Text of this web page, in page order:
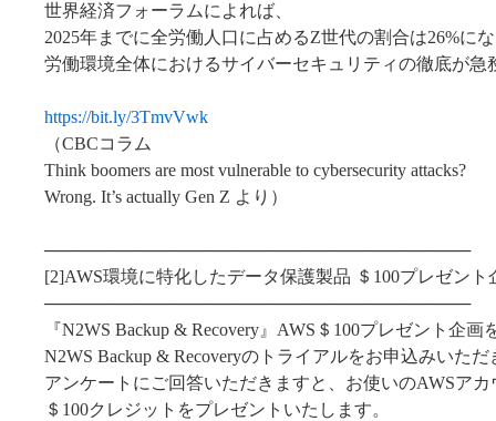
世界経済フォーラムによれば、
2025年までに全労働人口に占めるZ世代の割合は26%に
労働環境全体におけるサイバーセキュリティの徹底が急
https://bit.ly/3TmvVwk
（CBCコラム
Think boomers are most vulnerable to cybersecurity attacks?
Wrong. It’s actually Gen Z より）
───────────────────────────────────
[2]AWS環境に特化したデータ保護製品 ＄100プレゼント
───────────────────────────────────
『N2WS Backup & Recovery』AWS＄100プレゼント企
N2WS Backup & Recoveryのトライアルをお申込みいただ
アンケートにご回答いただきますと、お使いのAWSア
＄100クレジットをプレゼントいたします。